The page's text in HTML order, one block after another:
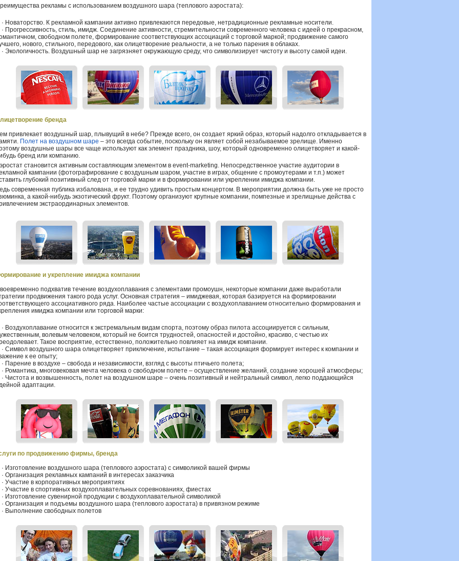
рекламы с использованием воздушного шара (теплового аэростата):
Новаторство. К рекламной кампании активно привлекаются передовые, нетрадиционные рекламные носители.
Прогрессивность, стиль, имидж. Соединение активности, стремительности современного человека с идеей о прекрасном,
свободном полете, формирование соответствующих ассоциаций с торговой маркой; продвижение самого
нового, стильного, передового, как олицетворение реальности, а не только парения в облаках.
Экологичность. Воздушный шар не загрязняет окружающую среду, что символизирует чистоту и высоту самой идеи.
бренда
привлекает воздушный шар, плывущий в небе? Прежде всего, он создает яркий образ, который надолго откладывается в
Полет на воздушном шаре – это всегда событие, поскольку он являет собой незабываемое зрелище. Именно
воздушные шары все чаще используют как элемент праздника, шоу, который одновременно олицетворяет и какой-
бренд или компанию.
становится активным составляющим элементом в event-marketing. Непосредственное участие аудитории в
кампании (фотографирование с воздушным шаром, участие в играх, общение с промоутерами и т.п.) может
глубокий позитивный след от торговой марки и в формировании или укреплении имиджа компании.
современная публика избалована, и ее трудно удивить простым концертом. В мероприятии должна быть уже не просто
а какой-нибудь экзотический фрукт. Поэтому организуют крупные компании, помпезные и зрелищные действа с
экстраординарных элементов.
и укрепление имиджа компании
подхватив течение воздухоплавания с элементами промоушн, некоторые компании даже выработали
продвижения такого рода услуг. Основная стратегия – имиджевая, которая базируется на формировании
ассоциативного ряда. Наиболее частые ассоциации с воздухоплаванием относительно формирования и
имиджа компании или торговой марки:
Воздухоплавание относится к экстремальным видам спорта, поэтому образ пилота ассоциируется с сильным,
волевым человеком, который не боится трудностей, опасностей и достойно, красиво, с честью их
Такое восприятие, естественно, положительно повлияет на имидж компании.
Символ воздушного шара олицетворяет приключение, испытание – такая ассоциация формирует интерес к компании и
к ее опыту;
Парение в воздухе – свобода и независимости, взгляд с высоты птичьего полета;
Романтика, многовековая мечта человека о свободном полете – осуществление желаний, создание хорошей атмосферы;
Чистота и возвышенность, полет на воздушном шаре – очень позитивный и нейтральный символ, легко поддающийся
адаптации.
по продвижению фирмы, бренда
Изготовление воздушного шара (теплового аэростата) с символикой вашей фирмы
Организация рекламных кампаний в интересах заказчика
Участие в корпоративных мероприятиях
Участие в спортивных воздухоплавательных соревнованиях, фиестах
Изготовление сувенирной продукции с воздухоплавательной символикой
Организация и подъемы воздушного шара (теплового аэростата) в привязном режиме
Выполнение свободных полетов